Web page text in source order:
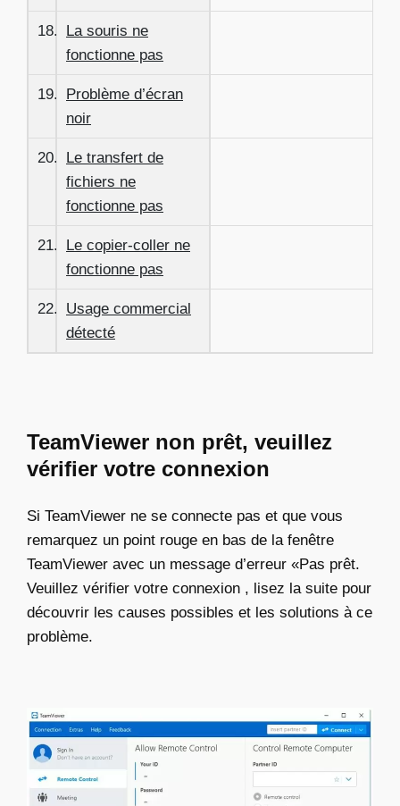
18.
La souris ne
fonctionne pas
19.
Problème d’écran
noir
20.
Le transfert de
fichiers ne
fonctionne pas
21.
Le copier-coller ne
fonctionne pas
22.
Usage commercial
détecté
TeamViewer non prêt, veuillez
vérifier votre connexion
Si TeamViewer ne se connecte pas et que vous
remarquez un point rouge en bas de la fenêtre
TeamViewer avec un message d’erreur «Pas prêt.
Veuillez vérifier votre connexion , lisez la suite pour
découvrir les causes possibles et les solutions à ce
problème.